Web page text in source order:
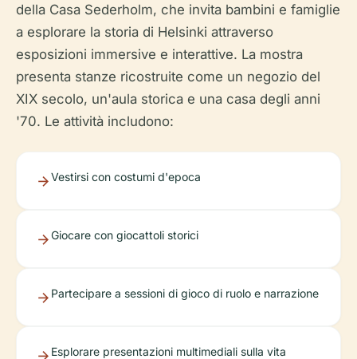
della Casa Sederholm, che invita bambini e famiglie
a esplorare la storia di Helsinki attraverso
esposizioni immersive e interattive. La mostra
presenta stanze ricostruite come un negozio del
XIX secolo, un'aula storica e una casa degli anni
'70. Le attività includono:
Vestirsi con costumi d'epoca
Giocare con giocattoli storici
Partecipare a sessioni di gioco di ruolo e narrazione
Esplorare presentazioni multimediali sulla vita